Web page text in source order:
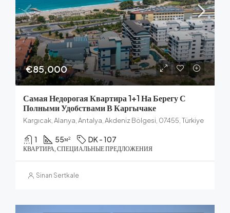
€85,000
Самая Недорогая Квартира 1+1 На Берегу С
Полными Удобствами В Каргычаке
Kargıcak, Alanya, Antalya, Akdeniz Bölgesi, 07455, Türkiye
1 55м² DK - 107
КВАРТИРА, СПЕЦИАЛЬНЫЕ ПРЕДЛОЖЕНИЯ
Sinan Sertkale